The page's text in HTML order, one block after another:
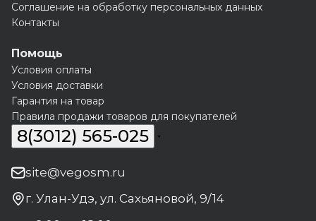
Соглашение на обработку персональных данных
Контакты
Помощь
Условия оплаты
Условия доставки
Гарантия на товар
Правила продажи товаров для покупателей
8(3012) 565-025
site@vegosm.ru
г. Улан-Удэ, ул. Сахьяновой, 9/14